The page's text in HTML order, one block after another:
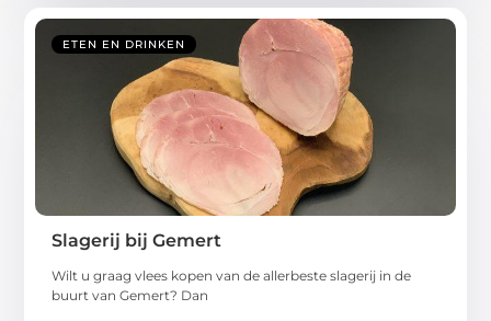
ETEN EN DRINKEN
Slagerij bij Gemert
Wilt u graag vlees kopen van de allerbeste slagerij in de
buurt van Gemert? Dan